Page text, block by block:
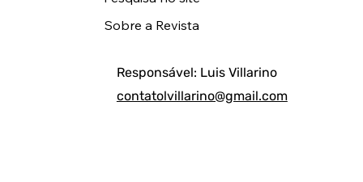
Responsável: Luis Villarino
contatolvillarino@gmail.com
Sobre a Revista